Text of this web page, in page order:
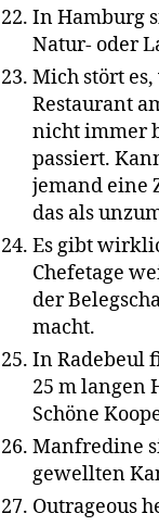
In Hamburg
Natur- oder
Mich stört
Restaurant
nicht immer
passiert.
jemand eine
das als
Es gibt
Chefetage
der
macht.
In Radebeul
25 m langen
Schöne
Manfredine
gewellten
Outrageous